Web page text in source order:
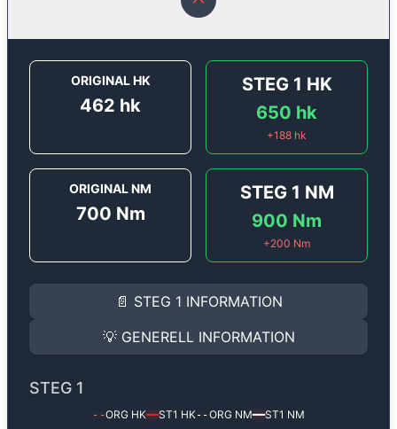
ORIGINAL HK
462 hk
STEG 1 HK
650 hk
+188 hk
ORIGINAL NM
700 Nm
STEG 1 NM
900 Nm
+200 Nm
📄 STEG 1 INFORMATION
INFORMATION
Steg 1
Porsche Panamera 2.9T
Effekten ökar från462 hktill650 hkoch
(+188 hk & +200 Nm).
Ger mer effekt, högre vridmoment, lägre
Steg 1 mjukvara justerar vi ett antal
💡 GENERELL INFORMATION
✅ All mjukvara är skräddarsydd för din bil
✅ Felsökning inann samt efter optimering
STEG 1
--ORG HK━━ST1 HK--ORG NM━━ST1 NM